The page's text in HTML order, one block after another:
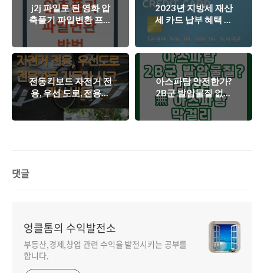
j2j 파일로 된 영화 압
축풀기 파일변환 프로
그램 반디집으로 해결
2023년 지방세 재산
세 카드 납부 혜택 무
이자 할부 알아보기
전동킥보드 자전거 전
용, 우선 도로, 전용차
로 진입한 자동차와의
사고 과실비율
아스파탐 안전한가?
2B군 발암물질 없는
무아스파탐 막걸리 종
류.
댓글
엉클톰의 수익발전소
부동산,경제,창업 관련 수익을 발전시키는 공부를
합니다.